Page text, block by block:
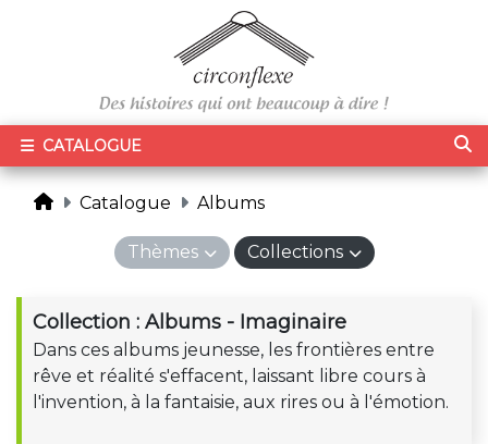
CATALOGUE
Catalogue Albums
Thèmes Collections
Collection : Albums - Imaginaire
Dans ces albums jeunesse, les frontières entre
rêve et réalité s'effacent, laissant libre cours à
l'invention, à la fantaisie, aux rires ou à l'émotion.